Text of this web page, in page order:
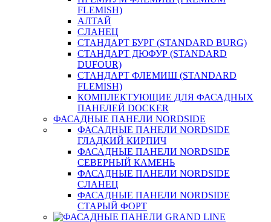
FLEMISH)
АЛТАЙ
СЛАНЕЦ
СТАНДАРТ БУРГ (STANDARD BURG)
СТАНДАРТ ДЮФУР (STANDARD
DUFOUR)
СТАНДАРТ ФЛЕМИШ (STANDARD
FLEMISH)
КОМПЛЕКТУЮЩИЕ ДЛЯ ФАСАДНЫХ
ПАНЕЛЕЙ DOCKER
ФАСАДНЫЕ ПАНЕЛИ NORDSIDE
ФАСАДНЫЕ ПАНЕЛИ NORDSIDE
ГЛАДКИЙ КИРПИЧ
ФАСАДНЫЕ ПАНЕЛИ NORDSIDE
СЕВЕРНЫЙ КАМЕНЬ
ФАСАДНЫЕ ПАНЕЛИ NORDSIDE
СЛАНЕЦ
ФАСАДНЫЕ ПАНЕЛИ NORDSIDE
СТАРЫЙ ФОРТ